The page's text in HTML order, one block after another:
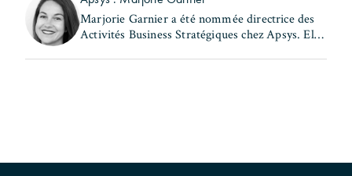
Marjorie Garnier a été nommée directrice des
Activités Business Stratégiques chez Apsys. Elle